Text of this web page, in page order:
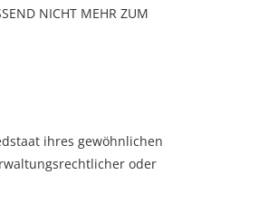
NICHT MEHR ZUM
ihres gewöhnlichen
oder